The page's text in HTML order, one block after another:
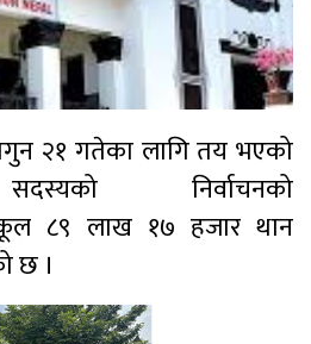
२१ गतेका लागि तय भएको
निर्वाचनको
कूल ८९ लाख १७ हजार थान
छ ।